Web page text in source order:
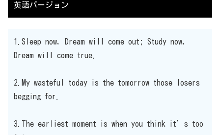
英語バージョン
1.Sleep now, Dream will come out; Study now,
Dream will come true.
2.My wasteful today is the tomorrow those losers
begging for.
3.The earliest moment is when you think it’s too